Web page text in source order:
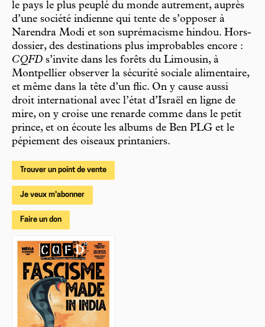
le pays le plus peuplé du monde autrement, auprès
d’une société indienne qui tente de s’opposer à
Narendra Modi et son suprémacisme hindou. Hors-
dossier, des destinations plus improbables encore :
CQFD s’invite dans les forêts du Limousin, à
Montpellier observer la sécurité sociale alimentaire,
et même dans la tête d’un flic. On y cause aussi
droit international avec l’état d’Israël en ligne de
mire, on y croise une renarde comme dans le petit
prince, et on écoute les albums de Ben PLG et le
pépiement des oiseaux printaniers.
Trouver un point de vente
Je veux m'abonner
Faire un don